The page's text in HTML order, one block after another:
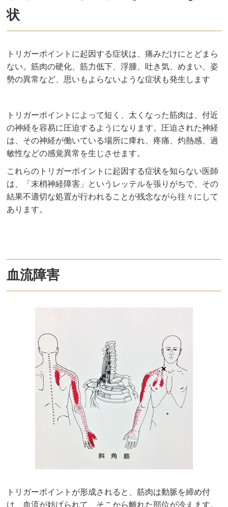
状
トリガーポイントに起因する症状は、痛みだけにとどまら
ない。筋肉の硬化、筋力低下、浮腫、吐き気、めまい、姿
勢の異常など、思いもよらないような症状も発生します
トリガーポイントによって短く、太くなった筋肉は、付近
の神経を容易に圧迫するようになります。圧迫された神経
は、その神経が働いている場所に痺れ、疼痛、灼熱感、過
敏性などの感覚異常を生じさせます。
これらのトリガーポイントに起因する症状を知らない医師
は、「末梢神経障害」というレッテルを張りがちで、その
結果不適切な処置が行われることが残念ながら往々にして
あります。
血流障害
トリガーポイントが形成されると、筋肉は動脈を締め付
け、血流が妨げられて、そこから離れた部位が冷えます。